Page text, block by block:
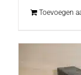
Toevoegen